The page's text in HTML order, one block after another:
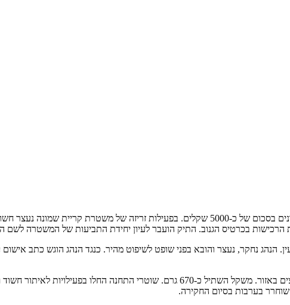
בכרטיס הגנוב. התיק הועבר לעיון יחידת התביעות של המשטרה לשם
ה-30 לחייו כשהוא נוהג בזמן פסילה ביודעין. הנהג נחקר, נעצר והובא בפני שופט לשיפוט מהיר. כנגד
בפעילות משטרת קריית שמונה בערב החג נתפס שתיל מריחואנה בשטח פתוח סמוך לאחד הקיבוצים באזור. משקל השתיל